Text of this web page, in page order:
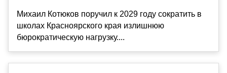
Михаил Котюков поручил к 2029 году сократить в
школах Красноярского края излишнюю
бюрократическую нагрузку....